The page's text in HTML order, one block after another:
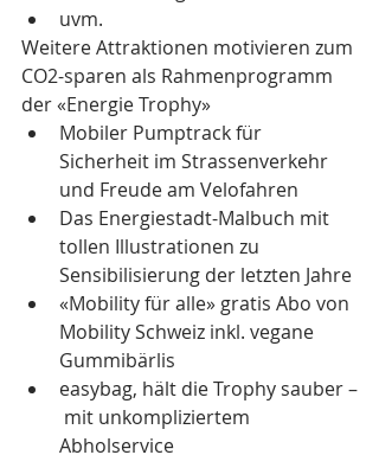
uvm.
Weitere Attraktionen motivieren zum
CO2-sparen als Rahmenprogramm
der «Energie Trophy»
Mobiler Pumptrack für
Sicherheit im Strassenverkehr
und Freude am Velofahren
Das Energiestadt-Malbuch mit
tollen Illustrationen zu
Sensibilisierung der letzten Jahre
«Mobility für alle» gratis Abo von
Mobility Schweiz inkl. vegane
Gummibärlis
easybag, hält die Trophy sauber –
mit unkompliziertem
Abholservice